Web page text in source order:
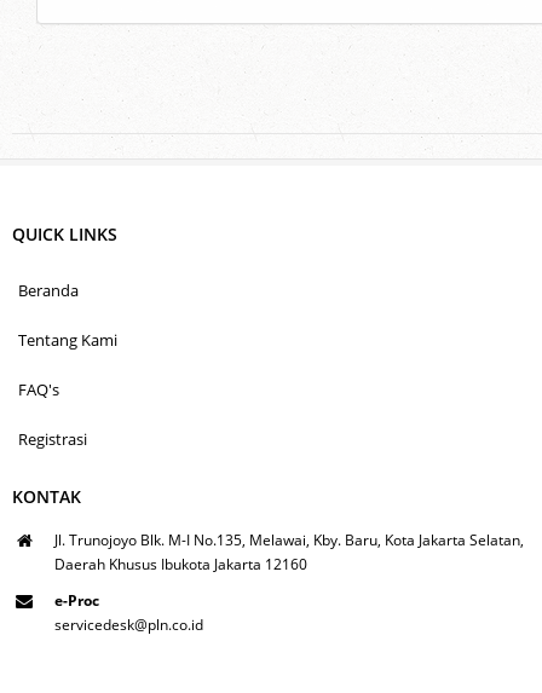
QUICK LINKS
Beranda
Tentang Kami
FAQ's
Registrasi
KONTAK
Jl. Trunojoyo Blk. M-I No.135, Melawai, Kby. Baru, Kota Jakarta Selatan,
Daerah Khusus Ibukota Jakarta 12160
e-Proc
servicedesk@pln.co.id